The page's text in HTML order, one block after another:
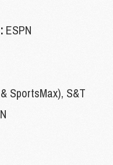
ESPN
SportsMax), S&T